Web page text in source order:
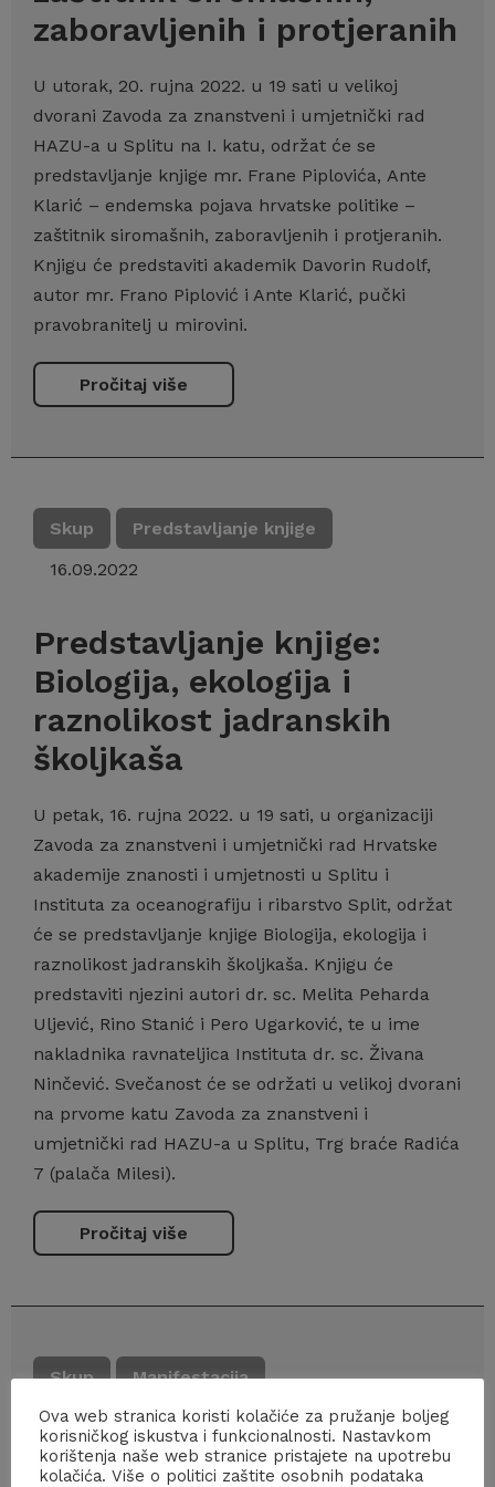
zaboravljenih i protjeranih
U utorak, 20. rujna 2022. u 19 sati u velikoj
dvorani Zavoda za znanstveni i umjetnički rad
HAZU-a u Splitu na I. katu, održat će se
predstavljanje knjige mr. Frane Piplovića, Ante
Klarić – endemska pojava hrvatske politike –
zaštitnik siromašnih, zaboravljenih i protjeranih.
Knjigu će predstaviti akademik Davorin Rudolf,
autor mr. Frano Piplović i Ante Klarić, pučki
pravobranitelj u mirovini.
Pročitaj više
Skup
Predstavljanje knjige
16.09.2022
Predstavljanje knjige:
Biologija, ekologija i
raznolikost jadranskih
školjkaša
U petak, 16. rujna 2022. u 19 sati, u organizaciji
Zavoda za znanstveni i umjetnički rad Hrvatske
akademije znanosti i umjetnosti u Splitu i
Instituta za oceanografiju i ribarstvo Split, održat
će se predstavljanje knjige Biologija, ekologija i
raznolikost jadranskih školjkaša. Knjigu će
predstaviti njezini autori dr. sc. Melita Peharda
Uljević, Rino Stanić i Pero Ugarković, te u ime
nakladnika ravnateljica Instituta dr. sc. Živana
Ninčević. Svečanost će se održati u velikoj dvorani
na prvome katu Zavoda za znanstveni i
umjetnički rad HAZU-a u Splitu, Trg braće Radića
7 (palača Milesi).
Pročitaj više
Skup
Manifestacija
16.09.2022 - 18.09.2022
Ova web stranica koristi kolačiće za pružanje boljeg
korisničkog iskustva i funkcionalnosti. Nastavkom
korištenja naše web stranice pristajete na upotrebu
kolačića. Više o politici zaštite osobnih podataka